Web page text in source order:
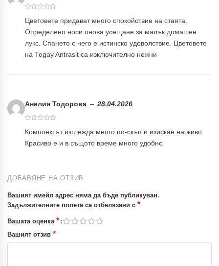
Цветовете придават много спокойствие на стаята.
Определено носи онова усещане за малък домашен
лукс. Спането с него е истинско удоволствие. Цветовете
на Togay Antrasit са изключително нежни
Анелия Тодорова – 28.04.2026
Комплектът изглежда много по-скъп и изискан на живо.
Красиво е и в същото време много удобно
ДОБАВЯНЕ НА ОТЗИВ
Вашият имейл адрес няма да бъде публикуван.
Задължителните полета са отбелязани с *
Вашата оценка *
Вашият отзив *